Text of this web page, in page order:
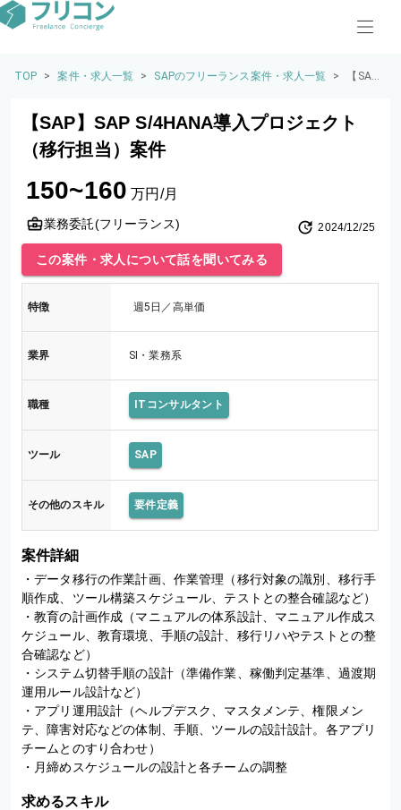
TOP > 案件・求人一覧 > SAPのフリーランス案件・求人一覧 >
【SA
ANA導
件
【SAP】SAP S/4HANA導入プロジェクト
（移行担当）案件
150~160 万円/月
業務委託(フリーランス) 2024/12/25
この案件・求人について話を聞いてみる
特徴 週5日／高単価
業界 SI・業務系
職種 ITコンサルタント
ツール SAP
その他のスキル 要件定義
案件詳細
・データ移行の作業計画、作業管理（移行対象の識別、移行手
順作成、ツール構築スケジュール、テストとの整合確認など）
・教育の計画作成（マニュアルの体系設計、マニュアル作成ス
ケジュール、教育環境、手順の設計、移行リハやテストとの整
合確認など）
・システム切替手順の設計（準備作業、稼働判定基準、過渡期
運用ルール設計など）
・アプリ運用設計（ヘルプデスク、マスタメンテ、権限メン
テ、障害対応などの体制、手順、ツールの設計設計。各アプリ
チームとのすり合わせ）
・月締めスケジュールの設計と各チームの調整
求めるスキル